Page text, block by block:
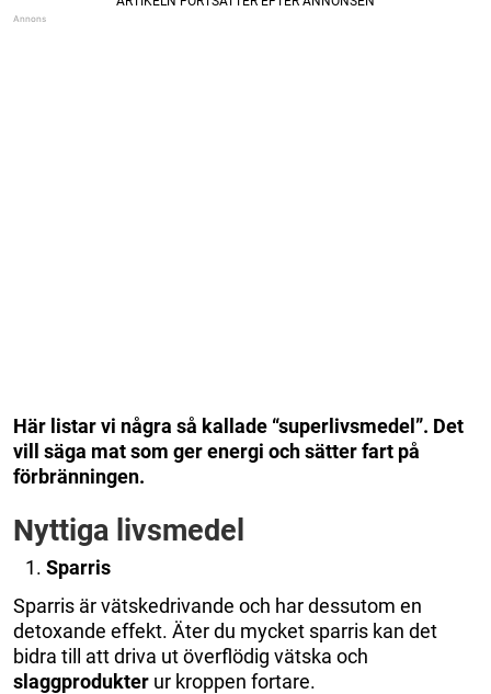
Här listar vi några så kallade “superlivsmedel”. Det
vill säga mat som ger energi och sätter fart på
förbränningen.
Nyttiga livsmedel
Sparris
Sparris är vätskedrivande och har dessutom en
detoxande effekt. Äter du mycket sparris kan det
bidra till att driva ut överflödig vätska och
slaggprodukter ur kroppen fortare.